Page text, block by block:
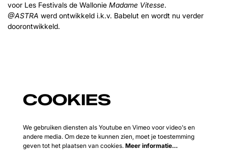
voor Les Festivals de Wallonie Madame Vitesse.
@ASTRA werd ontwikkeld i.k.v. Babelut en wordt nu verder
doorontwikkeld.
COOKIES
We gebruiken diensten als Youtube en Vimeo voor video's en
andere media. Om deze te kunnen zien, moet je toestemming
geven tot het plaatsen van cookies. Meer informatie…